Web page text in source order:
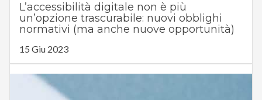
L’accessibilità digitale non è più
un’opzione trascurabile: nuovi obblighi
normativi (ma anche nuove opportunità)
15 Giu 2023